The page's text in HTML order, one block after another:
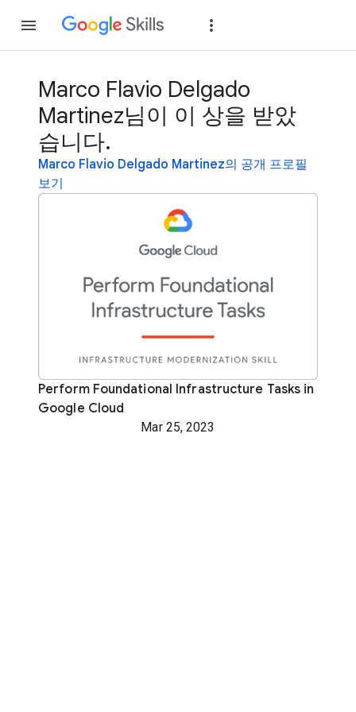
Marco Flavio Delgado
Martinez님이 이 상을 받았
습니다.
Marco Flavio Delgado Martinez의 공개 프로필
보기